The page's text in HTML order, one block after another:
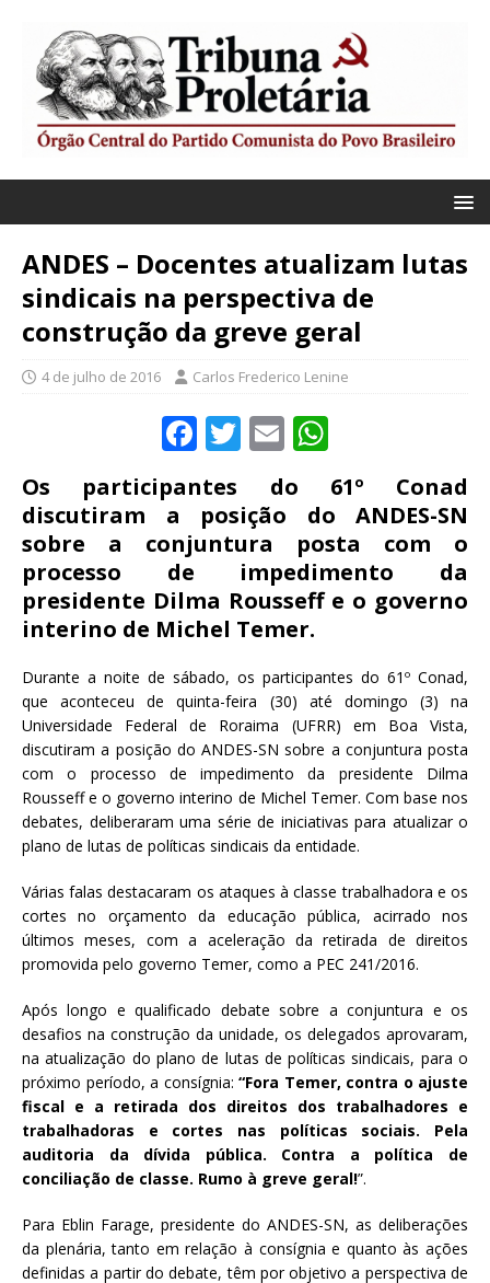
ANDES – Docentes atualizam lutas
sindicais na perspectiva de
construção da greve geral
4 de julho de 2016 Carlos Frederico Lenine
F
a
c
e
o
o
k
T
w
it
te
r
E
m
ai
l
h
at
s
A
p
Os participantes do 61º Conad
discutiram a posição do ANDES-SN
sobre a conjuntura posta com o
processo de impedimento da
presidente Dilma Rousseff e o governo
interino de Michel Temer.
Durante a noite de sábado, os participantes do 61º Conad,
que aconteceu de quinta-feira (30) até domingo (3) na
Universidade Federal de Roraima (UFRR) em Boa Vista,
discutiram a posição do ANDES-SN sobre a conjuntura posta
com o processo de impedimento da presidente Dilma
Rousseff e o governo interino de Michel Temer. Com base nos
debates, deliberaram uma série de iniciativas para atualizar o
plano de lutas de políticas sindicais da entidade.
Várias falas destacaram os ataques à classe trabalhadora e os
cortes no orçamento da educação pública, acirrado nos
últimos meses, com a aceleração da retirada de direitos
promovida pelo governo Temer, como a PEC 241/2016.
Após longo e qualificado debate sobre a conjuntura e os
desafios na construção da unidade, os delegados aprovaram,
na atualização do plano de lutas de políticas sindicais, para o
próximo período, a consígnia: “Fora Temer, contra o ajuste
fiscal e a retirada dos direitos dos trabalhadores e
trabalhadoras e cortes nas políticas sociais. Pela
auditoria da dívida pública. Contra a política de
conciliação de classe. Rumo à greve geral!”.
Para Eblin Farage, presidente do ANDES-SN, as deliberações
da plenária, tanto em relação à consígnia e quanto às ações
definidas a partir do debate, têm por objetivo a perspectiva de